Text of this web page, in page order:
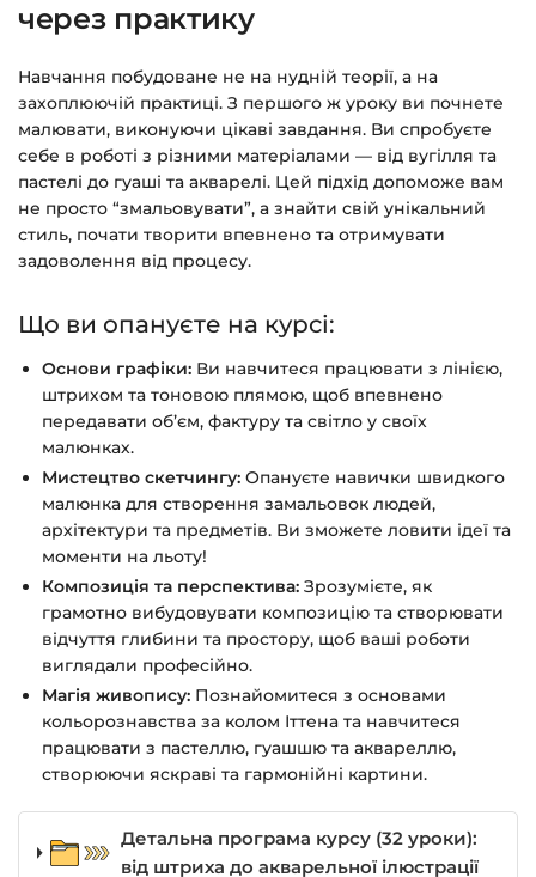
через практику
Навчання побудоване не на нудній теорії, а на
захоплюючій практиці. З першого ж уроку ви почнете
малювати, виконуючи цікаві завдання. Ви спробуєте
себе в роботі з різними матеріалами — від вугілля та
пастелі до гуаші та акварелі. Цей підхід допоможе вам
не просто “змальовувати”, а знайти свій унікальний
стиль, почати творити впевнено та отримувати
задоволення від процесу.
Що ви опануєте на курсі:
Основи графіки: Ви навчитеся працювати з лінією,
штрихом та тоновою плямою, щоб впевнено
передавати об’єм, фактуру та світло у своїх
малюнках.
Мистецтво скетчингу: Опануєте навички швидкого
малюнка для створення замальовок людей,
архітектури та предметів. Ви зможете ловити ідеї та
моменти на льоту!
Композиція та перспектива: Зрозумієте, як
грамотно вибудовувати композицію та створювати
відчуття глибини та простору, щоб ваші роботи
виглядали професійно.
Магія живопису: Познайомитеся з основами
кольорознавства за колом Іттена та навчитеся
працювати з пастеллю, гуашшю та аквареллю,
створюючи яскраві та гармонійні картини.
Детальна програма курсу (32 уроки):
від штриха до акварельної ілюстрації